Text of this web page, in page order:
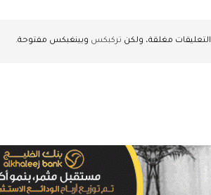
التعليقات مغلقة، ولكن تركبكس وبينغبكس مفتوحة.